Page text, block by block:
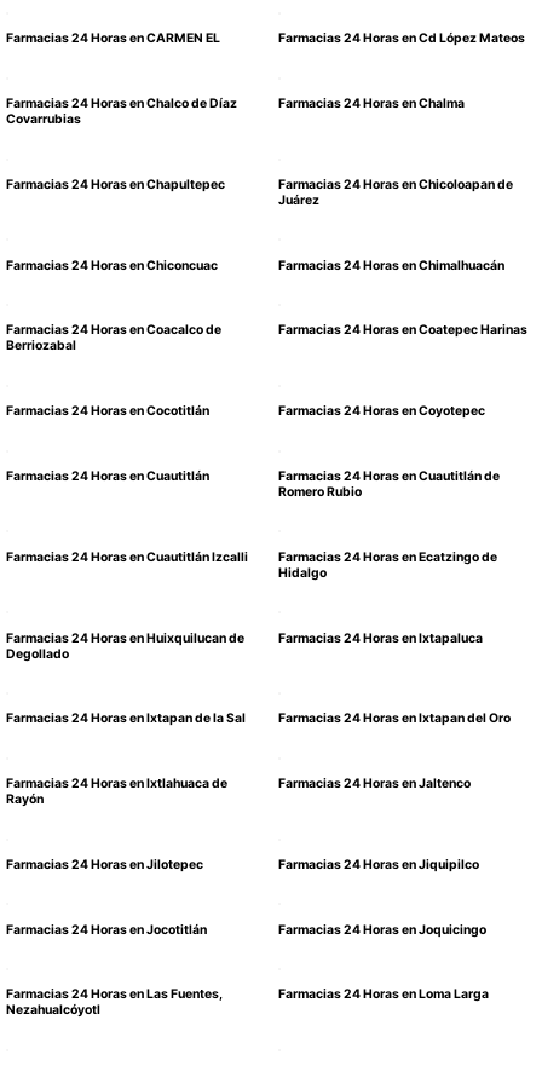
Farmacias 24 Horas en CARMEN EL Farmacias 24 Horas en Cd López Mateos
Farmacias 24 Horas en Chalco de Díaz
Covarrubias
Farmacias 24 Horas en Chalma
Farmacias 24 Horas en Chapultepec
Farmacias 24 Horas en Chicoloapan de
Juárez
Farmacias 24 Horas en Chiconcuac Farmacias 24 Horas en Chimalhuacán
Farmacias 24 Horas en Coacalco de
Berriozabal
Farmacias 24 Horas en Coatepec Harinas
Farmacias 24 Horas en Cocotitlán Farmacias 24 Horas en Coyotepec
Farmacias 24 Horas en Cuautitlán
Farmacias 24 Horas en Cuautitlán de
Romero Rubio
Farmacias 24 Horas en Cuautitlán Izcalli
Farmacias 24 Horas en Ecatzingo de
Hidalgo
Farmacias 24 Horas en Huixquilucan de
Degollado
Farmacias 24 Horas en Ixtapaluca
Farmacias 24 Horas en Ixtapan de la Sal Farmacias 24 Horas en Ixtapan del Oro
Farmacias 24 Horas en Ixtlahuaca de
Rayón
Farmacias 24 Horas en Jaltenco
Farmacias 24 Horas en Jilotepec Farmacias 24 Horas en Jiquipilco
Farmacias 24 Horas en Jocotitlán Farmacias 24 Horas en Joquicingo
Farmacias 24 Horas en Las Fuentes,
Nezahualcóyotl
Farmacias 24 Horas en Loma Larga